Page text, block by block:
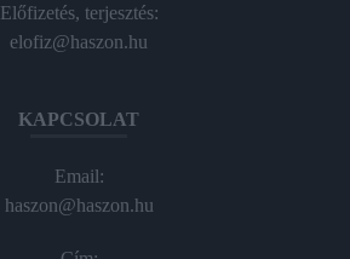
Előfizetés, terjesztés:
elofiz@haszon.hu
KAPCSOLAT
Email:
haszon@haszon.hu